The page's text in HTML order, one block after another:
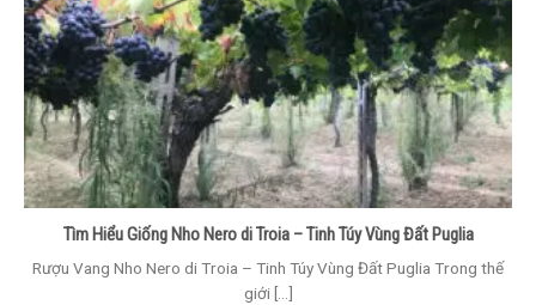
Tìm Hiểu Giống Nho Nero di Troia – Tinh Túy Vùng Đất Puglia
Rượu Vang Nho Nero di Troia – Tinh Túy Vùng Đất Puglia Trong thế
giới [...]